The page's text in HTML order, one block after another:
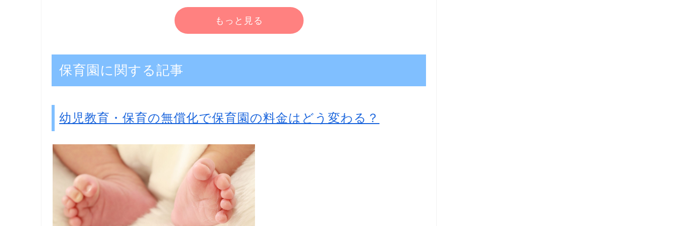
もっと見る
保育園に関する記事
幼児教育・保育の無償化で保育園の料金はどう変わる？